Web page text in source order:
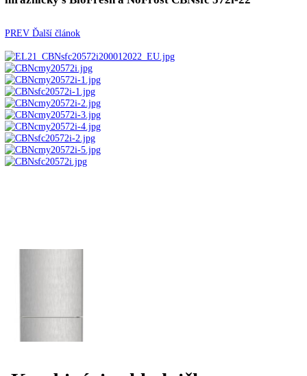
Kávovary
Kávy
Uncategorized
ÚvodVoľne stojace spotrebiče
chladničkymraziak dole
mrazničky s BioFresh a NoFrost CBNsfc 572i-22